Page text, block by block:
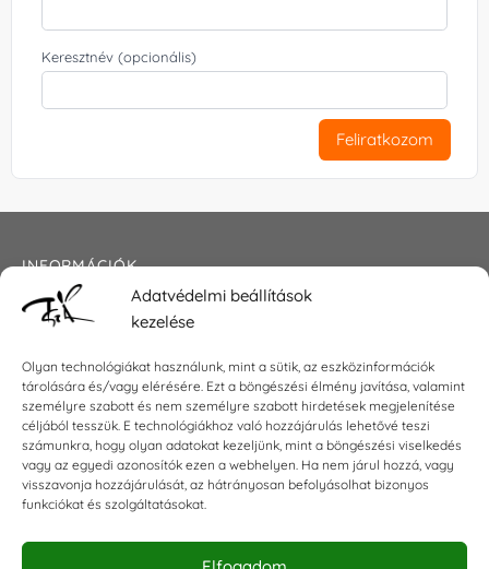
Adatvédelmi beállítások
kezelése
Olyan technológiákat használunk, mint a sütik, az eszközinformációk
tárolására és/vagy elérésére. Ezt a böngészési élmény javítása, valamint
személyre szabott és nem személyre szabott hirdetések megjelenítése
céljából tesszük. E technológiákhoz való hozzájárulás lehetővé teszi
számunkra, hogy olyan adatokat kezeljünk, mint a böngészési viselkedés
vagy az egyedi azonosítók ezen a webhelyen. Ha nem járul hozzá, vagy
visszavonja hozzájárulását, az hátrányosan befolyásolhat bizonyos
funkciókat és szolgáltatásokat.
Keresztnév (opcionális)
Feliratkozom
INFORMÁCIÓK
Általános szerződési feltételek
Impresszum
KAPCSOLAT
E-mail:shop@torokszilvi.com
Telefon: +36 30 6767872